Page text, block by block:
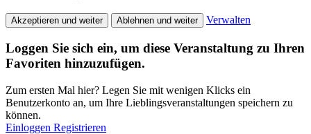
Akzeptieren und weiter Ablehnen und weiter Verwalten
Loggen Sie sich ein, um diese Veranstaltung zu Ihren
Favoriten hinzuzufügen.
Zum ersten Mal hier? Legen Sie mit wenigen Klicks ein
Benutzerkonto an, um Ihre Lieblingsveranstaltungen speichern zu
können.
Einloggen Registrieren